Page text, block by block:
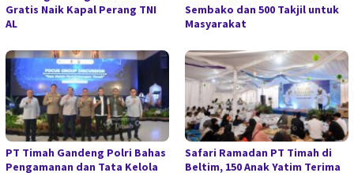
Gratis Naik Kapal Perang TNI
AL
Sembako dan 500 Takjil untuk
Masyarakat
PT Timah Gandeng Polri Bahas
Pengamanan dan Tata Kelola
Safari Ramadan PT Timah di
Beltim, 150 Anak Yatim Terima